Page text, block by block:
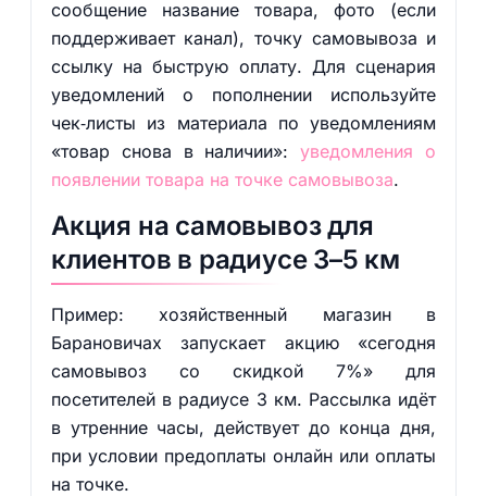
сообщение название товара, фото (если
поддерживает канал), точку самовывоза и
ссылку на быструю оплату. Для сценария
уведомлений о пополнении используйте
чек‑листы из материала по уведомлениям
«товар снова в наличии»:уведомления о
появлении товара на точке самовывоза.
Акция на самовывоз для
клиентов в радиусе 3–5 км
Пример: хозяйственный магазин в
Барановичах запускает акцию «сегодня
самовывоз со скидкой 7%» для
посетителей в радиусе 3 км. Рассылка идёт
в утренние часы, действует до конца дня,
при условии предоплаты онлайн или оплаты
на точке.